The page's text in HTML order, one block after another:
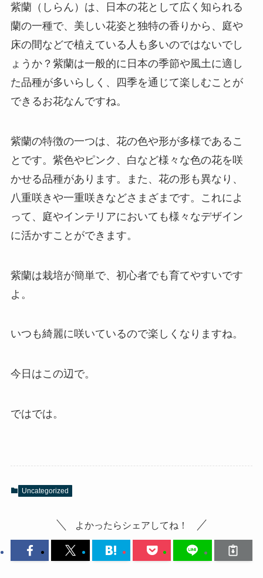
紫蘭（しらん）は、日本の花として広く知られる
蘭の一種で、美しい花姿と独特の香りから、庭や
床の間などで植えている人も多いのではないでし
ょうか？紫蘭は一般的に日本の季節や風土に適し
た品種が多いらしく、四季を通じて楽しむことが
できるお花なんですね。
紫蘭の特徴の一つは、花の色や形が多様であるこ
とです。紫色やピンク、白など様々な色の花を咲
かせる品種があります。また、花の形も異なり、
八重咲きや一重咲きなどさまざまです。これによ
って、庭やインテリアにおいても様々なデザイン
に活かすことができます。
紫蘭は栽培が簡単で、初心者でも育てやすいです
よ。
いつも綺麗に咲いているので楽しくなりますね。
今日はこの辺で。
ではでは。
Uncategorized
よかったらシェアしてね！